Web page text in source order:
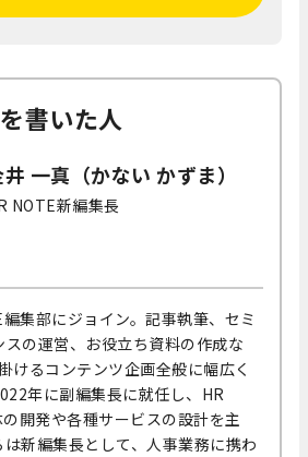
書いた人
一真（かない かずま）
NOTE新編集長
集部にジョイン。記事執筆、セミ
の運営、お役立ち資料の作成な
けるコンテンツ企画全般に幅広く
年に副編集長に就任し、HR
開発や各種サービスの設計を主
新編集長として、人事業務に携わ